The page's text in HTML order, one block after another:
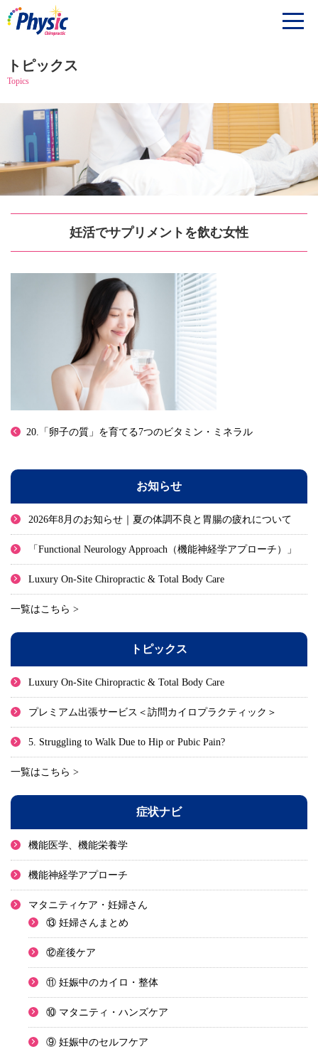
トピックス
Topics
妊活でサプリメントを飲む女性
20.「卵子の質」を育てる7つのビタミン・ミネラル
お知らせ
2026年8月のお知らせ｜夏の体調不良と胃腸の疲れについて
「Functional Neurology Approach（機能神経学アプローチ）」
Luxury On-Site Chiropractic & Total Body Care
一覧はこちら >
トピックス
Luxury On-Site Chiropractic & Total Body Care
プレミアム出張サービス＜訪問カイロプラクティック＞
5. Struggling to Walk Due to Hip or Pubic Pain?
一覧はこちら >
症状ナビ
機能医学、機能栄養学
機能神経学アプローチ
マタニティケア・妊婦さん
⑬ 妊婦さんまとめ
⑫産後ケア
⑪ 妊娠中のカイロ・整体
⑩ マタニティ・ハンズケア
⑨ 妊娠中のセルフケア